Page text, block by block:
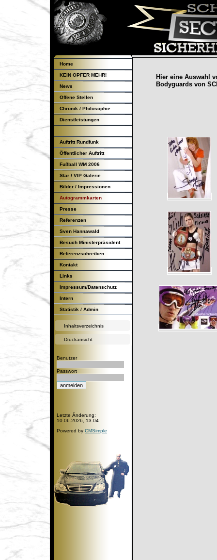
Home
KEIN OPFER MEHR!
News
Offene Stellen
Chronik / Philosophie
Dienstleistungen
Auftritt Rundfunk
Öffentlicher Auftritt
Fußball WM 2006
Star / VIP Galerie
Bilder / Impressionen
Autogrammkarten
Presse
Referenzen
Sven Hannawald
Besuch Ministerpräsident
Günther H.Oettinger
Referenzschreiben
Kontakt
Links
Impressum/Datenschutz
Intern
Statistik / Admin
Inhaltsverzeichnis
Druckansicht
Benutzer
Passwort
Letzte Änderung:
10.06.2026, 13:04
Powered by CMSimple
Hier eine Auswahl
Bodyguards von